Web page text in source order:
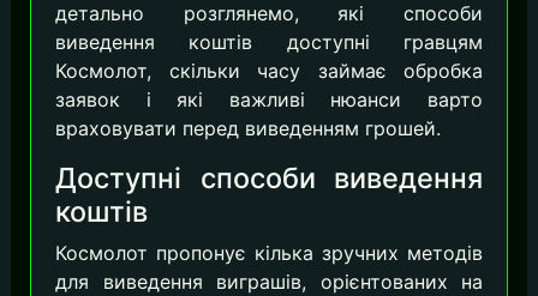
детально розглянемо, які способи
виведення коштів доступні гравцям
Космолот, скільки часу займає обробка
заявок і які важливі нюанси варто
враховувати перед виведенням грошей.
Доступні способи виведення
коштів
Космолот пропонує кілька зручних методів
для виведення виграшів, орієнтованих на